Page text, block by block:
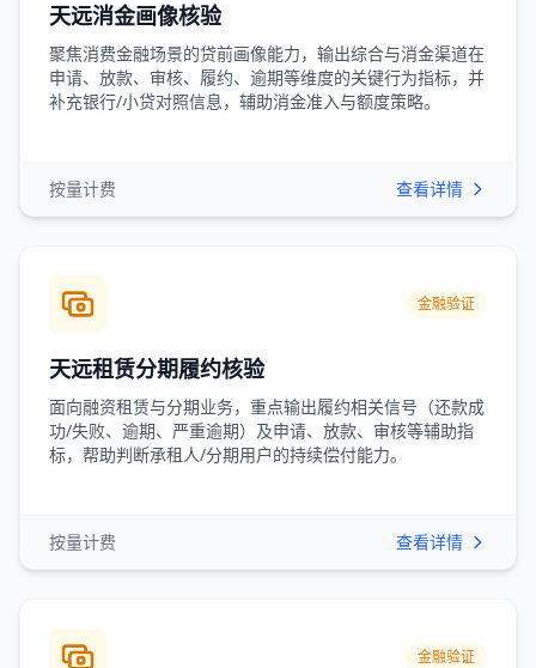
天远消金画像核验
聚焦消费金融场景的贷前画像能力，输出综合与消金渠道在
申请、放款、审核、履约、逾期等维度的关键行为指标，并
补充银行/小贷对照信息，辅助消金准入与额度策略。
按量计费 查看详情
金融验证
天远租赁分期履约核验
面向融资租赁与分期业务，重点输出履约相关信号（还款成
功/失败、逾期、严重逾期）及申请、放款、审核等辅助指
标，帮助判断承租人/分期用户的持续偿付能力。
按量计费 查看详情
金融验证